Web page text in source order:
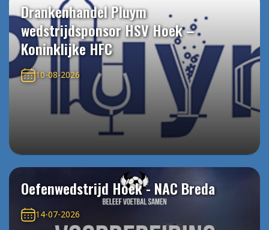
Drankenhandel Pluym
wedstrijdsponsor HSV Hoek –
Koninklijke HFC
10-08-2026
Oefenwedstrijd Hoek - NAC Breda
14-07-2026